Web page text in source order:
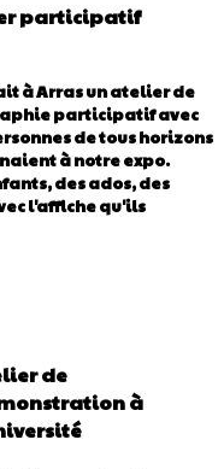
participatif
à Arras un atelier de
participatif avec
de tous horizons
à notre expo.
des ados, des
l'affiche qu'ils
de
à